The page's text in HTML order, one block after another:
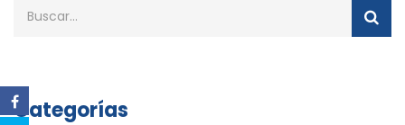
Categorías